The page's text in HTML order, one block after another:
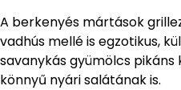
A berkenyés mártások
vadhús mellé is egzotikus,
savanykás gyümölcs
könnyű nyári salátának is.